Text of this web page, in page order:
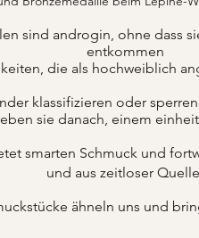
sind androgin, ohne dass
entkommen
die als hochweiblich
klassifizieren oder
sie danach, einem
smarten Schmuck und
und aus zeitloser
ähneln uns und